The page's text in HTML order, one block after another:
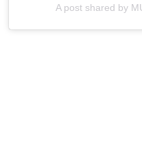
A post shared by